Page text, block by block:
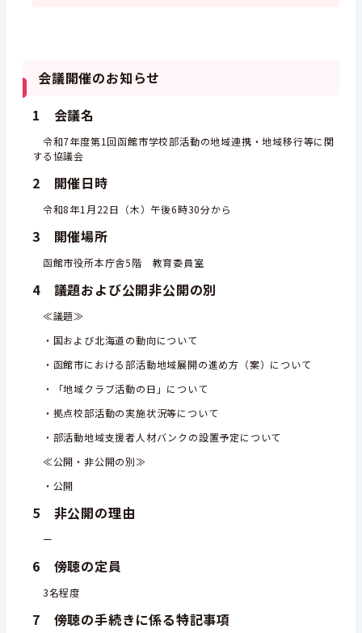
会議開催のお知らせ
1 会議名
令和7年度第1回函館市学校部活動の地域連携・地域移行等に関
する協議会
2 開催日時
令和8年1月22日（木）午後6時30分から
3 開催場所
函館市役所本庁舎5階 教育委員室
4 議題および公開非公開の別
≪議題≫
・国および北海道の動向について
・函館市における部活動地域展開の進め方（案）について
・「地域クラブ活動の日」について
・拠点校部活動の実施状況等について
・部活動地域支援者人材バンクの設置予定について
≪公開・非公開の別≫
・公開
5 非公開の理由
ー
6 傍聴の定員
3名程度
7 傍聴の手続きに係る特記事項